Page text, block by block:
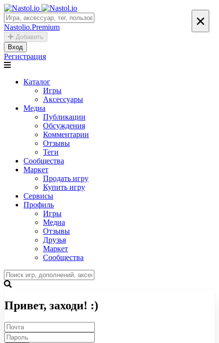
Nastolio.Premium
Добавить
Вход
Регистрация
Каталог
Игры
Аксессуары
Медиа
Публикации
Обсуждения
Комментарии
Отзывы
Теги
Сообщества
Маркет
Продать игру
Купить игру
Сервисы
Профиль
Игры
Медиа
Отзывы
Друзья
Маркет
Сообщества
×
Привет, заходи! :)